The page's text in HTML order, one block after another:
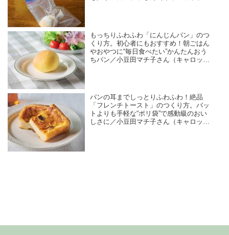
もっちりふわふわ「にんじんパン」のつ
くり方。初心者にもおすすめ！朝ごはん
やおやつに“毎日食べたい”かんたんおう
ちパン／小豆田マチ子さん（キャロット
パンの耳までしっとりふわふわ！絶品
「フレンチトースト」のつくり方。バッ
トよりも手軽な“ポリ袋”で感動級のおい
しさに／小豆田マチ子さん（キャロット